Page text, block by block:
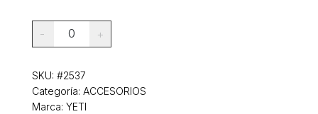
- 0 +
SKU: #2537
Categoría: ACCESORIOS
Marca: YETI